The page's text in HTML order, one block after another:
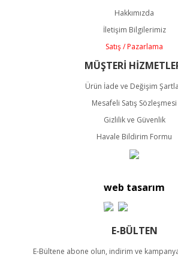
Ürün açıklamasında eksik bilgiler
Ürün bilgilerinde hatalar bulunuyor.
Ürün fiyatı diğer sitelerden daha pahalı.
Bu ürüne benzer farklı alternatifler
Gönder
Hakkımızda
İletişim Bilgilerimiz
Satış / Pazarlama
MÜŞTERİ
Ürün İade ve Değişim
Mesafeli Satış Sözleşmesi
Gizlilik ve Güvenlik
Havale Bildirim Formu
web tasarım
E-BÜLTEN
E-Bültene abone olun, indirim ve